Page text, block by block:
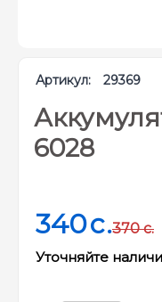
Артикул: 29369
6028
340c.
Уточняйте
370 c.